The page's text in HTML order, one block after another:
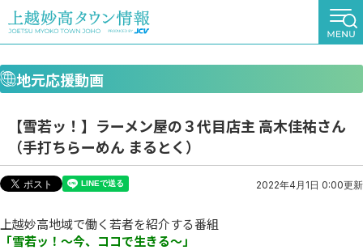
地元応援動画
【雪若ッ！】ラーメン屋の３代目店主 高木佳祐さん
（手打ちらーめん まるとく）
2022年4月1日 0:00更新
上越妙高地域で働く若者を紹介する番組
「雪若ッ！～今、ココで生きる～」